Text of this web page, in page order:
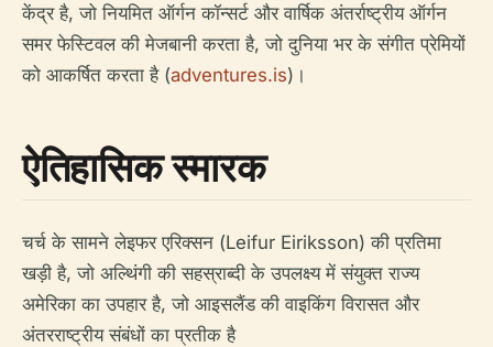
केंद्र है, जो नियमित ऑर्गन कॉन्सर्ट और वार्षिक अंतर्राष्ट्रीय ऑर्गन
समर फेस्टिवल की मेजबानी करता है, जो दुनिया भर के संगीत प्रेमियों
को आकर्षित करता है (adventures.is)।
ऐतिहासिक स्मारक
चर्च के सामने लेइफर एरिक्सन (Leifur Eiriksson) की प्रतिमा
खड़ी है, जो अल्थिंगी की सहस्राब्दी के उपलक्ष्य में संयुक्त राज्य
अमेरिका का उपहार है, जो आइसलैंड की वाइकिंग विरासत और
अंतरराष्ट्रीय संबंधों का प्रतीक है